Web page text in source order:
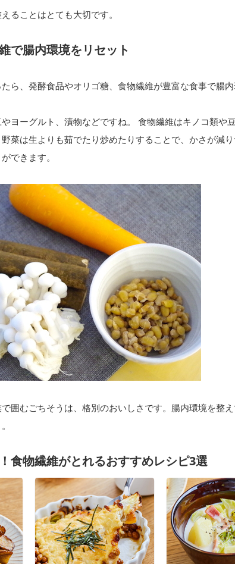
ることはとても大切です。
で腸内環境をリセット
ら、発酵食品やオリゴ糖、食物繊維が豊富な食事で腸内
ヨーグルト、漬物などですね。 食物繊維はキノコ類や
菜は生よりも茹でたり炒めたりすることで、かさが減
できます。
囲むごちそうは、格別のおいしさです。腸内環境を整
食物繊維がとれるおすすめレシピ3選